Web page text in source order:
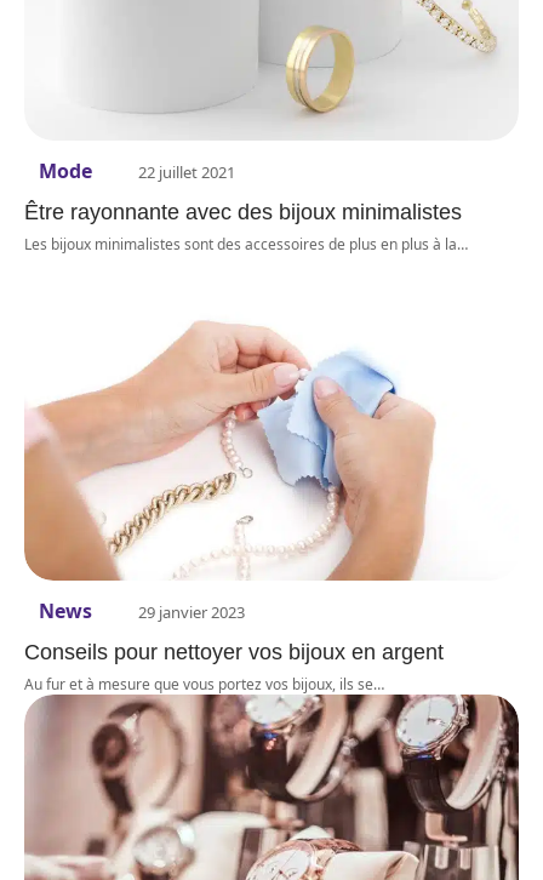
Mode 22 juillet 2021
Être rayonnante avec des bijoux minimalistes
Les bijoux minimalistes sont des accessoires de plus en plus à la…
News 29 janvier 2023
Conseils pour nettoyer vos bijoux en argent
Au fur et à mesure que vous portez vos bijoux, ils se…